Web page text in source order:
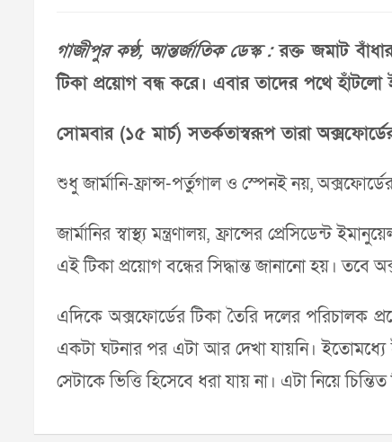
গাজীপুর কণ্ঠ, আন্তর্জাতিক ডেস্ক :রক্ত জমাট
টিকা প্রয়োগ বন্ধ করে। এবার তাদের পথে হাঁটলো
সোমবার (১৫ মার্চ) সতর্কতাস্বরূপ তারা
শুধু জার্মানি-ফ্রান্স-পর্তুগাল ও স্পেনই নয়,
জার্মানির স্বাস্থ্য মন্ত্রণালয়, ফ্রান্সের প্রেসিডেন্ট
এই টিকা প্রয়োগ বন্ধের সিদ্ধান্ত জানানো হয়। তবে
এদিকে অক্সফোর্ডের টিকা তৈরি দলের পরিচালক
একটা ঘটনার পর এটা আর দেখা যায়নি।
সেটাকে ভিত্তি হিসেবে ধরা যায় না। এটা নিয়ে